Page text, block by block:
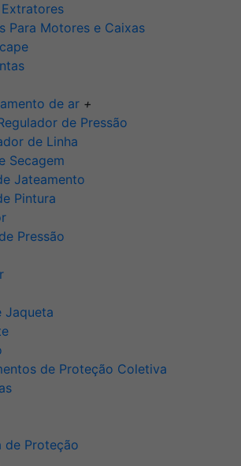
Para Motores e Caixas
de ar +
de Pressão
de Linha
Secagem
Jateamento
Pintura
Pressão
Jaqueta
de Proteção Coletiva
de Proteção